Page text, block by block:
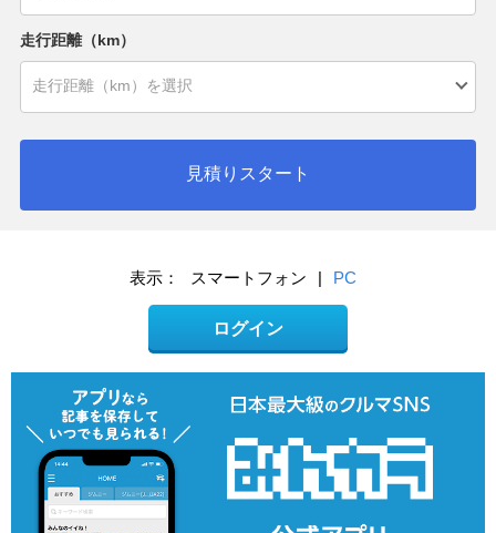
走行距離（km）
見積りスタート
表示： スマートフォン | PC
ログイン